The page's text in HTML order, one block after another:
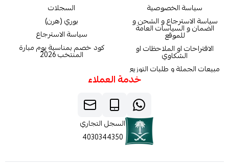
سياسة الخصوصية
سياسة الاسترجاع و الشحن و
الضمان و السياسات العامة
للموقع
الاقتراحات او الملاحظات او
الشكاوي
مبيعات الجملة و طلبات التوزيع
السجلات
بوري (هرن)
سياسة الاسترجاع
كود خصم بمناسبة يوم مبارة
المنتخب 2026
خدمة العملاء
السجل التجاري
4030344350